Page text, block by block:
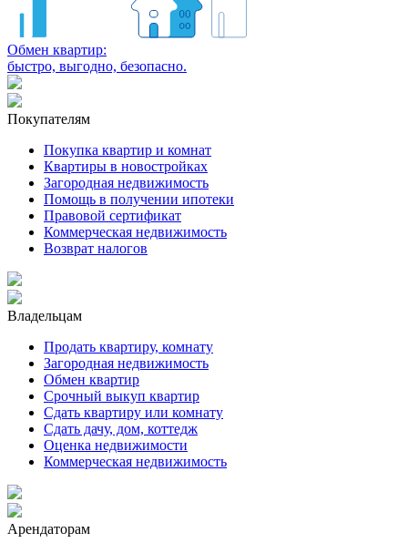
Обмен квартир:
быстро, выгодно, безопасно.
Покупателям
Покупка квартир и комнат
Квартиры в новостройках
Загородная недвижимость
Помощь в получении ипотеки
Правовой сертификат
Коммерческая недвижимость
Возврат налогов
Владельцам
Продать квартиру, комнату
Загородная недвижимость
Обмен квартир
Срочный выкуп квартир
Сдать квартиру или комнату
Сдать дачу, дом, коттедж
Оценка недвижимости
Коммерческая недвижимость
Арендаторам